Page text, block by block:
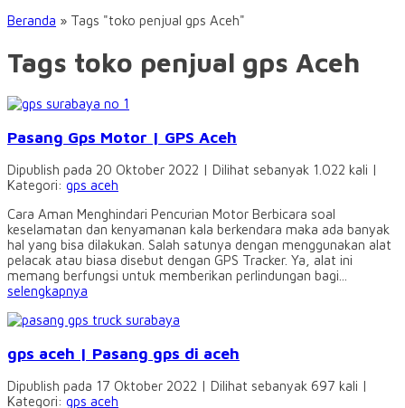
Beranda » Tags "toko penjual gps Aceh"
Tags toko penjual gps Aceh
Pasang Gps Motor | GPS Aceh
Dipublish pada 20 Oktober 2022 | Dilihat sebanyak 1.022 kali |
Kategori: gps aceh
Cara Aman Menghindari Pencurian Motor Berbicara soal
keselamatan dan kenyamanan kala berkendara maka ada banyak
hal yang bisa dilakukan. Salah satunya dengan menggunakan alat
pelacak atau biasa disebut dengan GPS Tracker. Ya, alat ini
memang berfungsi untuk memberikan perlindungan bagi...
selengkapnya
gps aceh | Pasang gps di aceh
Dipublish pada 17 Oktober 2022 | Dilihat sebanyak 697 kali |
Kategori: gps aceh